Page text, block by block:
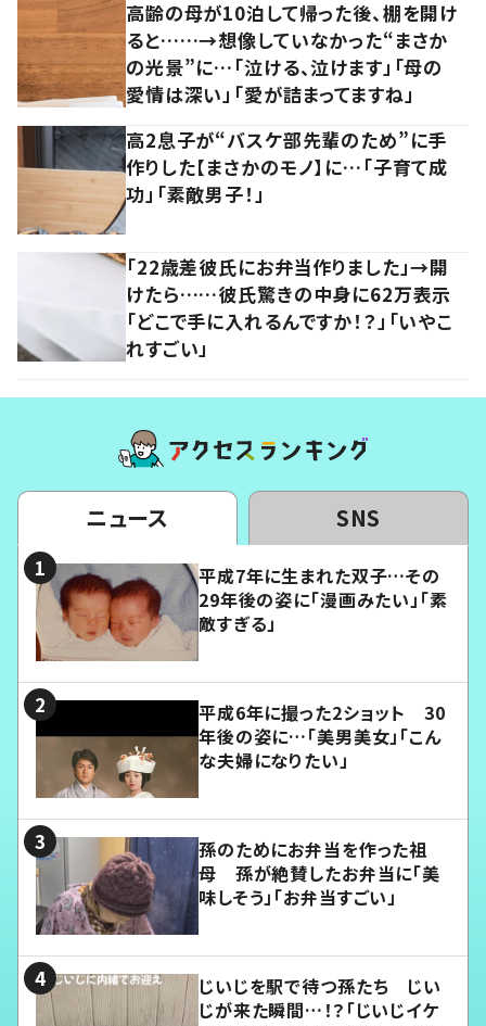
高齢の母が10泊して帰った後、棚を開け
ると……→想像していなかった“まさか
の光景”に…「泣ける、泣けます」「母の
愛情は深い」「愛が詰まってますね」
高2息子が“バスケ部先輩のため”に手
作りした【まさかのモノ】に…「子育て成
功」「素敵男子！」
「22歳差彼氏にお弁当作りました」→開
けたら……彼氏驚きの中身に62万表示
「どこで手に入れるんですか！？」「いやこ
れすごい」
ニュース SNS
平成7年に生まれた双子…その
29年後の姿に「漫画みたい」「素
敵すぎる」
平成6年に撮った2ショット 30
年後の姿に…「美男美女」「こん
な夫婦になりたい」
孫のためにお弁当を作った祖
母 孫が絶賛したお弁当に「美
味しそう」「お弁当すごい」
じいじを駅で待つ孫たち じい
じが来た瞬間…！？「じいじイケ